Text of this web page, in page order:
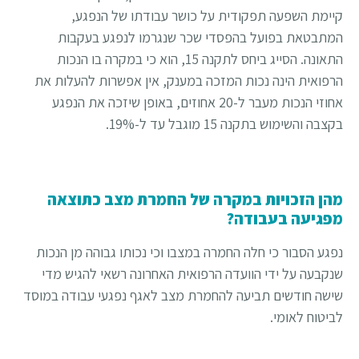
קיימת השפעה תפקודית על כושר עבודתו של הנפגע,
המתבטאת בפועל בהפסדי שכר שנגרמו לנפגע בעקבות
התאונה. הסייג ביחס לתקנה 15, הוא כי במקרה בו הנכות
הרפואית הינה נכות המזכה במענק, אין אפשרות להעלות את
אחוזי הנכות מעבר ל-20 אחוזים, באופן שיזכה את הנפגע
בקצבה והשימוש בתקנה 15 מוגבל עד ל-19%.
מהן הזכויות במקרה של החמרת מצב כתוצאה
מפגיעה בעבודה?
נפגע הסבור כי חלה החמרה במצבו וכי נכותו גבוהה מן הנכות
שנקבעה על ידי הוועדה הרפואית האחרונה רשאי להגיש מדי
שישה חודשים תביעה להחמרת מצב לאגף נפגעי עבודה במוסד
לביטוח לאומי.